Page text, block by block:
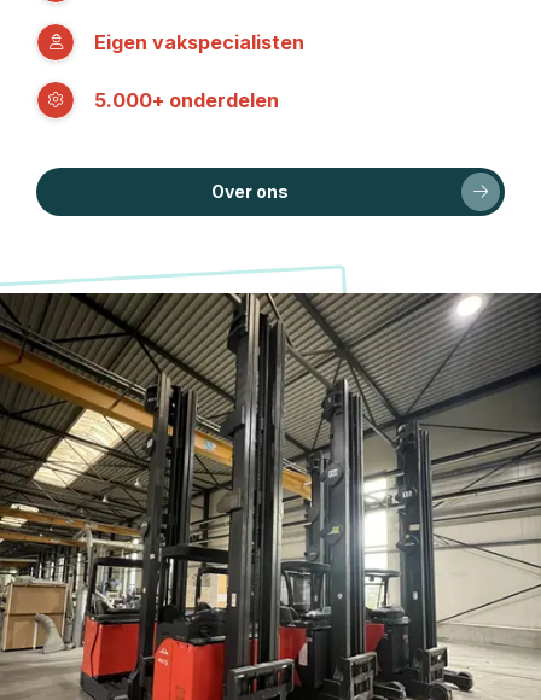
Eigen vakspecialisten
5.000+ onderdelen
Over ons